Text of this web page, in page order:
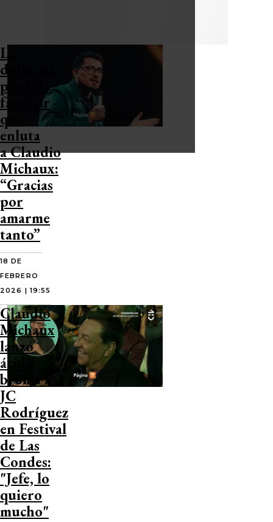
La
dolorosa
pérdida
familiar
que
enluta
a Claudio
Michaux:
“Gracias
por
amarme
tanto”
18 DE
FEBRERO
2026 | 19:55
Claudio
Michaux
lanzó
ácida
broma a
JC
Rodríguez
en Festival
de Las
Condes:
"Jefe, lo
quiero
mucho"